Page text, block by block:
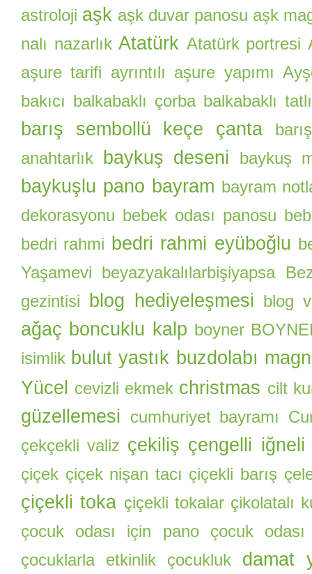
astroloji aşk aşk duvar panosu aşk
nalı nazarlık Atatürk Atatürk portresi
aşure tarifi ayrıntılı aşure yapımı
bakıcı balkabaklı çorba balkabaklı tatlı
barış sembollü keçe çanta
anahtarlık
baykuş deseni baykuş
baykuşlu pano bayram bayram
dekorasyonu bebek odası panosu
bedri rahmi bedri rahmi eyüboğlu
Yaşamevi
beyazyakalılarbişiyapsa
gezintisi
blog hediyeleşmesi blog
ağaç boncuklu kalp boyner
isimlik bulut yastık buzdolabı
Yücel
cevizli ekmek christmas cilt
güzellemesi cumhuriyet bayramı
çekçekli valiz çekiliş çengelli iğneli
çiçek çiçek nişan tacı çiçekli barış
çiçekli toka çiçekli tokalar çikolatalı
çocuk odası için pano
çocuk
çocuklarla etkinlik
çocukluk damat